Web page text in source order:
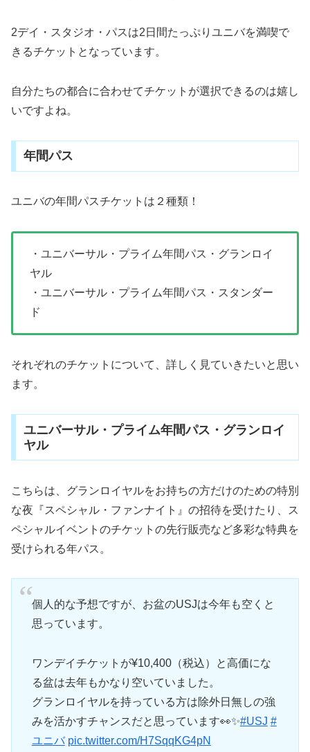
2デイ・スタジオ・パスは2日間たっぷりユニバを満喫で
きるチケットとなっています。
自分たちの都合に合わせてチケットが選択できるのは嬉し
いですよね。
年間パス
ユニバの年間パスチケットは２種類！
・ユニバーサル・プライム年間パス・グランロイ
ヤル
・ユニバーサル・プライム年間パス・スタンダー
ド
それぞれのチケットについて、詳しく見ていきたいと思い
ます。
ユニバーサル・プライム年間パス・グランロイ
ヤル
こちらは、グランロイヤルをお持ちの方だけのための特別
な夜『スペシャル・ファンナイト』の招待を受けたり、ス
ペシャルイベントのチケットの先行販売など多彩な特典を
受けられる年パス。
個人的な予想ですが、お盆のUSJは今年も空くと
思っています。
ワンデイチケットが¥10,400（税込）と高価にな
る盆は去年もかなり空いていました。
グランロイヤルを持っている方は除外日無しの強
みを活かすチャンスだと思っています👀✨#USJ #
ユニバ pic.twitter.com/H7SqqKG4pN